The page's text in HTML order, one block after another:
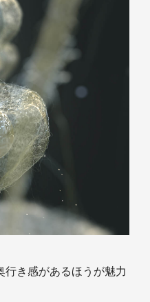
行き感があるほうが魅力